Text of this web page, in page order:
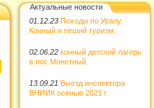
Актуальные новости
01.12.23 Походы по Уралу.
Конный и пеший туризм.
02.06.22 конный детский лагерь
в пос.Монетный.
13.09.21 Выезд инспектора
ВНИИК осенью 2021 г.